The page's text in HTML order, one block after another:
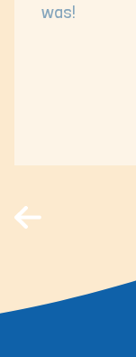
was!